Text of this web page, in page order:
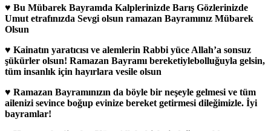
♥ Bu Mübarek Bayramda Kalplerinizde Barış Gözlerinizde
Umut etrafınızda Sevgi olsun ramazan Bayramınız Mübarek
Olsun
♥ Kainatın yaratıcısı ve alemlerin Rabbi yüce Allah’a sonsuz
şükürler olsun! Ramazan Bayramı bereketiylebolluğuyla gelsin,
tüm insanlık için hayırlara vesile olsun
♥ Ramazan Bayramınızın da böyle bir neşeyle gelmesi ve tüm
ailenizi sevince boğup evinize bereket getirmesi dileğimizle. İyi
bayramlar!